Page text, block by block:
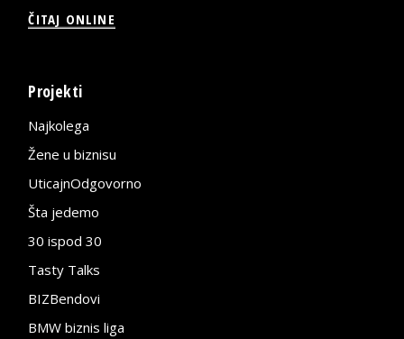
ČITAJ ONLINE
Projekti
Najkolega
Žene u biznisu
UticajnOdgovorno
Šta jedemo
30 ispod 30
Tasty Talks
BIZBendovi
BMW biznis liga